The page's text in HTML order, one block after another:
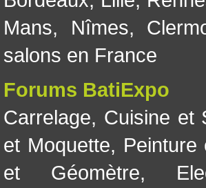
Mans, Nîmes,
salons en France
Forums BatiExpo
Carrelage, Cuisine et
et Moquette, Peinture
et Géomètre,